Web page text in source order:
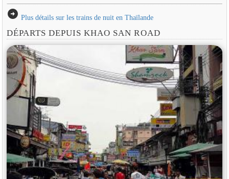
arrow_circle_right Plus détails sur les trains de nuit en Thaïlande
DÉPARTS DEPUIS KHAO SAN ROAD